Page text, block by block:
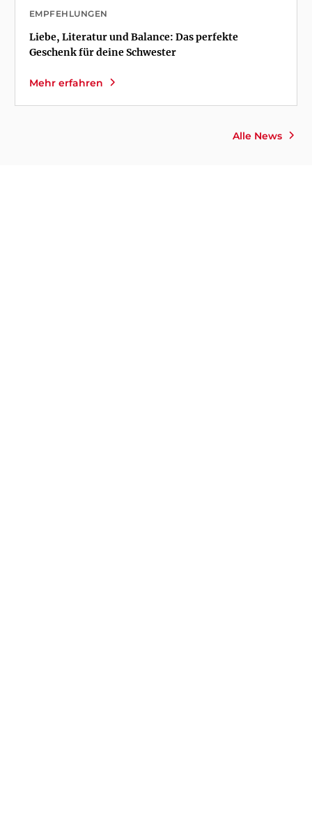
Alle News
EMPFEHLUNGEN
Liebe, Literatur und Balance: Das perfekte
Geschenk für deine Schwester
Mehr erfahren